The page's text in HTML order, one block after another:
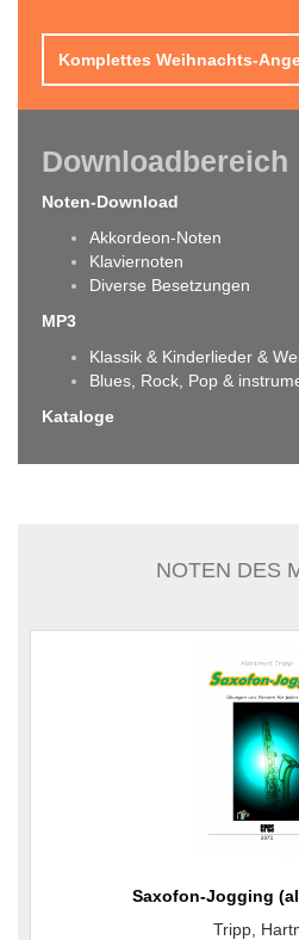
Komplettes Weihnachts-
Downloadbereich
Noten-Download
Akkordeon-Noten
Klaviernoten
Diverse Besetzungen
MP3
Klassik & Kinderlieder &
Blues, Rock, Pop &
Kataloge
NOTEN DES
Saxofon-Jogging
Tripp,